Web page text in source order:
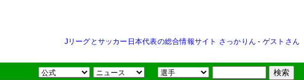
Jリーグとサッカー日本代表の総合情報サイト さっかりん - ゲストさん